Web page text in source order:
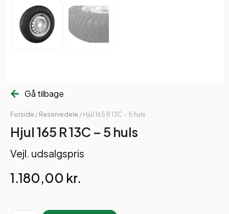
Gå tilbage
Forside / Reservedele / Hjul 165 R 13C – 5 huls
Hjul 165 R 13C – 5 huls
Vejl. udsalgspris
1.180,00 kr.